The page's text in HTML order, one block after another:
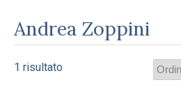
Andrea Zoppini
1 risultato